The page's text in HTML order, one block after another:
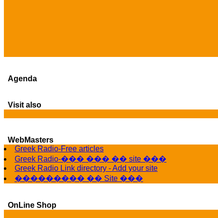
Agenda
Visit also
WebMasters
Greek Radio-Free articles
Greek Radio-��� ��� �� site ���
Greek Radio Link directory - Add your site
��������� �� Site ���
OnLine Shop